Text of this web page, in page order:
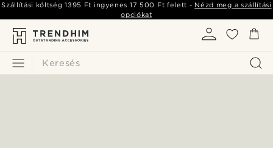
Keresés
Szállítási költség1395 Ft ingyenes 17 500 Ft felett - Nézd meg a szállítási
opciókat